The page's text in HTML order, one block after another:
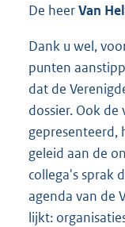
De heerVan
Dank u wel,
punten
dat de
dossier. Ook
gepresenteerd,
geleid aan de
collega's sprak
agenda van de
lijkt: